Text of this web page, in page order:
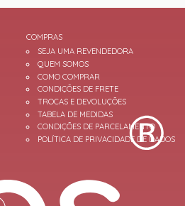
COMPRAS
SEJA UMA REVENDEDORA
QUEM SOMOS
COMO COMPRAR
CONDIÇÕES DE FRETE
TROCAS E DEVOLUÇÕES
TABELA DE MEDIDAS
CONDIÇÕES DE PARCELAMENTO
POLÍTICA DE PRIVACIDADE DE DADOS